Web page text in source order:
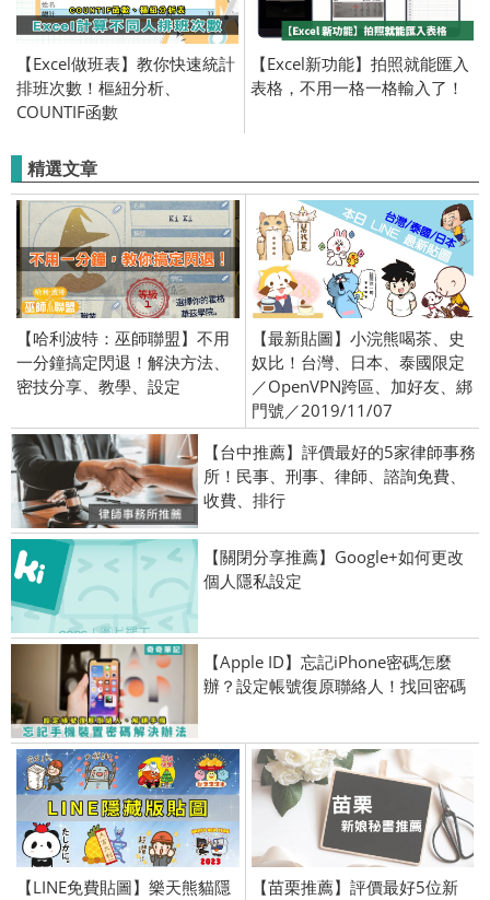
【Excel做班表】教你快速統計
排班次數！樞紐分析、
COUNTIF函數
【Excel新功能】拍照就能匯入
表格，不用一格一格輸入了！
精選文章
【哈利波特：巫師聯盟】不用
一分鐘搞定閃退！解決方法、
密技分享、教學、設定
【最新貼圖】小浣熊喝茶、史
奴比！台灣、日本、泰國限定
／OpenVPN跨區、加好友、綁
門號／2019/11/07
【台中推薦】評價最好的5家律師事務
所！民事、刑事、律師、諮詢免費、
收費、排行
【關閉分享推薦】Google+如何更改
個人隱私設定
【Apple ID】忘記iPhone密碼怎麼
辦？設定帳號復原聯絡人！找回密碼
【LINE免費貼圖】樂天熊貓隱
【苗栗推薦】評價最好5位新